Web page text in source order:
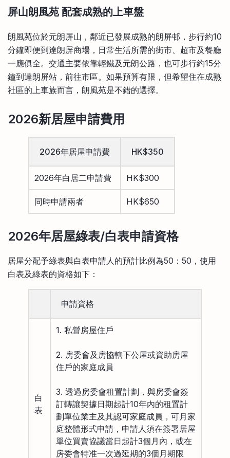
屏山朗風苑 配套成熟的上車盤
朗風苑位於元朗屏山，鄰近已發展成熟的朗屏邨，步行約10
分鐘即便到達朗屏商場，日常生活所需的街市、超市及餐廳
一應俱全。交通主要依靠輕鐵及元朗公路，也可步行約15分
鐘到達朗屏站，前往市區。如果預算有限，但希望住在成熟
社區的上車族而言，朗風苑是不錯的選擇。
2026新居屋申請費用
2026年居屋申請費 HK$350
2026年白居二申請費 HK$300
同時申請兩者 HK$650
2026年居屋綠表/白表申請資格
居屋分配予綠表與白表申請人的預計比例為50：50，使用
白表及綠表的資格如下：
申請資格
白
表
1. 私營房屋住戶
2. 房委會及房協轄下公屋或資助房屋
住戶的家庭成員
3. 透過房委會租置計劃，與房委會簽
訂轉讓契據日期起計10年內的租置計
劃單位業主及其認可家庭成員，可月家
庭整體形式申請，申請人須在簽署居屋
單位買賣協議當日起計3個月內，或在
房委會特准一次過延期的3個月期限